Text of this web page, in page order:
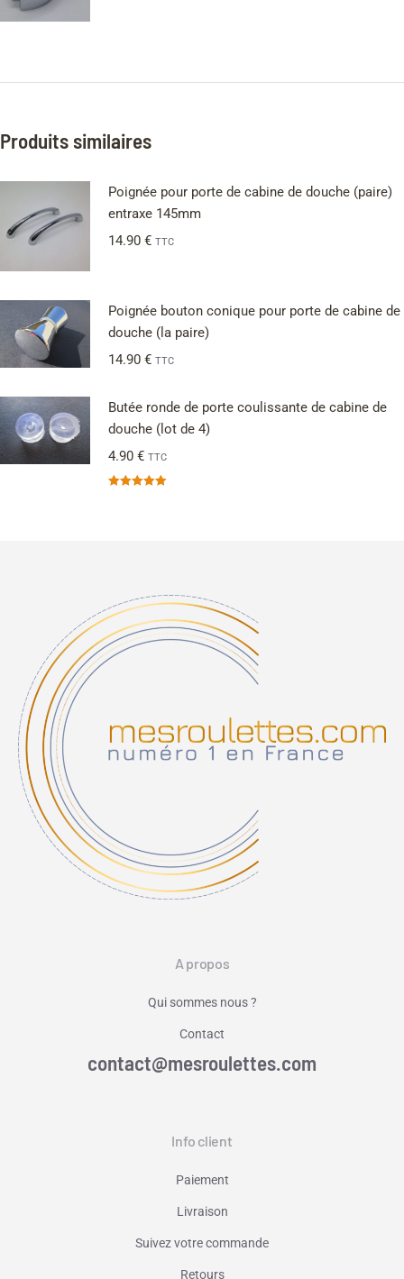
Produits similaires
Poignée pour porte de cabine de douche (paire)
entraxe 145mm
14.90 € TTC
Poignée bouton conique pour porte de cabine de
douche (la paire)
14.90 € TTC
Butée ronde de porte coulissante de cabine de
douche (lot de 4)
4.90 € TTC
A propos
Qui sommes nous ?
Contact
contact@mesroulettes.com
Info client
Paiement
Livraison
Suivez votre commande
Retours